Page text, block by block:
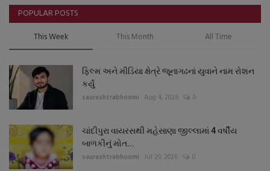
POPULAR POSTS
This Week This Month All Time
ફિલ્મ અને મીડિયા ક્ષેત્રે જૂનાગઢનાં યુવાને નામ રોશન
કર્યું
saurashtrabhoomi Aug 4, 2026 0
ચાંદીપુરા વાયરસથી મહેસાણા જીલ્લામાં 4 વર્ષીય
બાળકીનું મોત...
saurashtrabhoomi Jul 29, 2026 0